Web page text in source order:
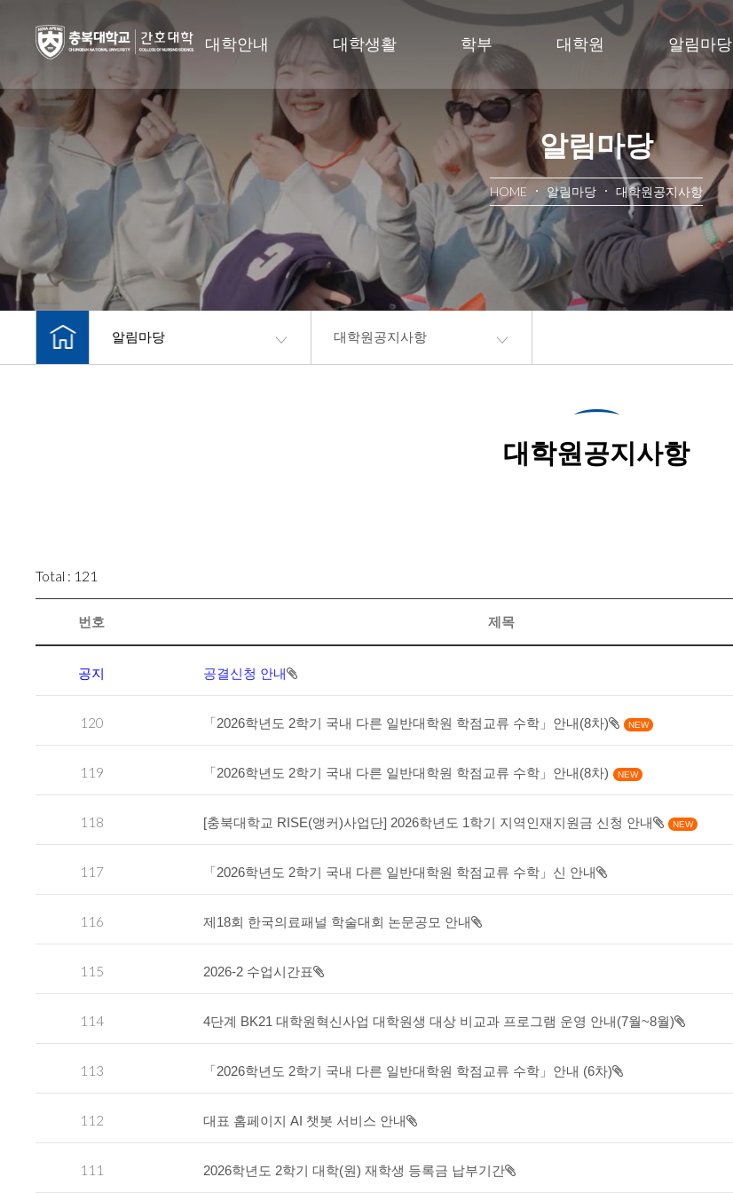
대학안내 대학생활 학부 대학원 알림마당
알림마당
HOME 알림마당 대학원공지사항
알림마당 대학원공지사항
대학원공지사항
Total : 121
번호 제목
공지 공결신청 안내
120 「2026학년도 2학기 국내 다른 일반대학원 학점교류 수학」안내(8차) NEW
119 「2026학년도 2학기 국내 다른 일반대학원 학점교류 수학」안내(8차) NEW
118 [충북대학교 RISE(앵커)사업단] 2026학년도 1학기 지역인재지원금 신청 안내 NEW
117 「2026학년도 2학기 국내 다른 일반대학원 학점교류 수학」신 안내
116 제18회 한국의료패널 학술대회 논문공모 안내
115 2026-2 수업시간표
114 4단계 BK21 대학원혁신사업 대학원생 대상 비교과 프로그램 운영 안내(7월~8월)
113 「2026학년도 2학기 국내 다른 일반대학원 학점교류 수학」안내 (6차)
112 대표 홈페이지 AI 챗봇 서비스 안내
111 2026학년도 2학기 대학(원) 재학생 등록금 납부기간